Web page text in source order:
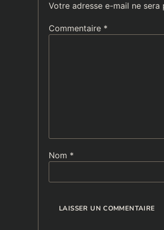
Votre adresse e-mail ne sera
Commentaire *
Nom *